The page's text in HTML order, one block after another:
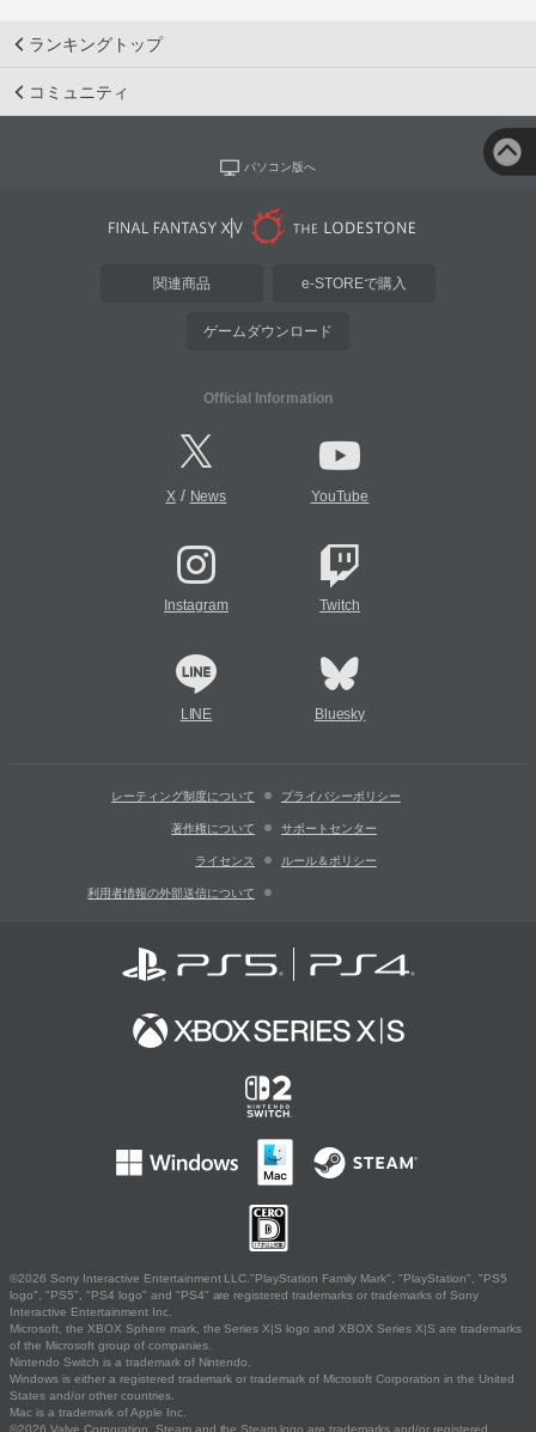
ランキングトップ
コミュニティ
パソコン版へ
関連商品 e-STOREで購入
ゲームダウンロード
Official Information
X/ News YouTube
Instagram Twitch
LINE Bluesky
レーティング制度について プライバシーポリシー
著作権について サポートセンター
ライセンス ルール＆ポリシー
利用者情報の外部送信について
©2026 Sony Interactive Entertainment LLC."PlayStation Family Mark", "PlayStation", "PS5
logo", "PS5", "PS4 logo" and "PS4" are registered trademarks or trademarks of Sony
Interactive Entertainment Inc.
Microsoft, the XBOX Sphere mark, the Series X|S logo and XBOX Series X|S are trademarks
of the Microsoft group of companies.
Nintendo Switch is a trademark of Nintendo.
Windows is either a registered trademark or trademark of Microsoft Corporation in the United
States and/or other countries.
Mac is a trademark of Apple Inc.
©2026 Valve Corporation. Steam and the Steam logo are trademarks and/or registered